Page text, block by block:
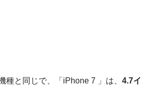
種と同じで、「iPhone 7 」は、 4.7イ